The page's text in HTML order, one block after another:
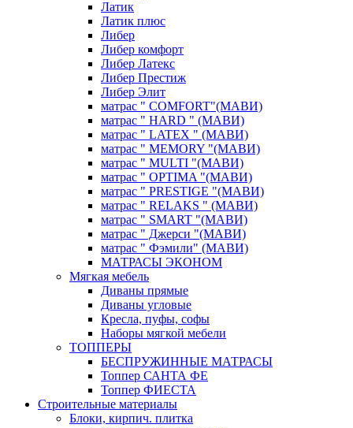
Латик
Латик плюс
Либер
Либер комфорт
Либер Латекс
Либер Престиж
Либер Элит
матрас " COMFORT"(МАВИ)
матрас " HARD " (МАВИ)
матрас " LATEX " (МАВИ)
матрас " MEMORY "(МАВИ)
матрас " MULTI "(МАВИ)
матрас " OPTIMA "(МАВИ)
матрас " PRESTIGE "(МАВИ)
матрас " RELAKS " (МАВИ)
матрас " SMART "(МАВИ)
матрас " Джерси "(МАВИ)
матрас " Фэмили" (МАВИ)
МАТРАСЫ ЭКОНОМ
Мягкая мебель
Диваны прямые
Диваны угловые
Кресла, пуфы, софы
Наборы мягкой мебели
ТОППЕРЫ
БЕСПРУЖИННЫЕ МАТРАСЫ
Топпер САНТА ФЕ
Топпер ФИЕСТА
Строительные материалы
Блоки, кирпич. плитка